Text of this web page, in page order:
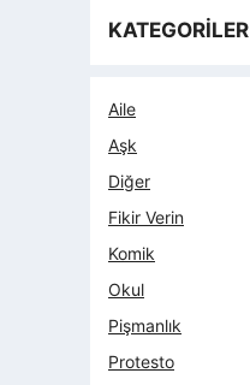
KATEGORİLER
Aile
Aşk
Diğer
Fikir Verin
Komik
Okul
Pişmanlık
Protesto